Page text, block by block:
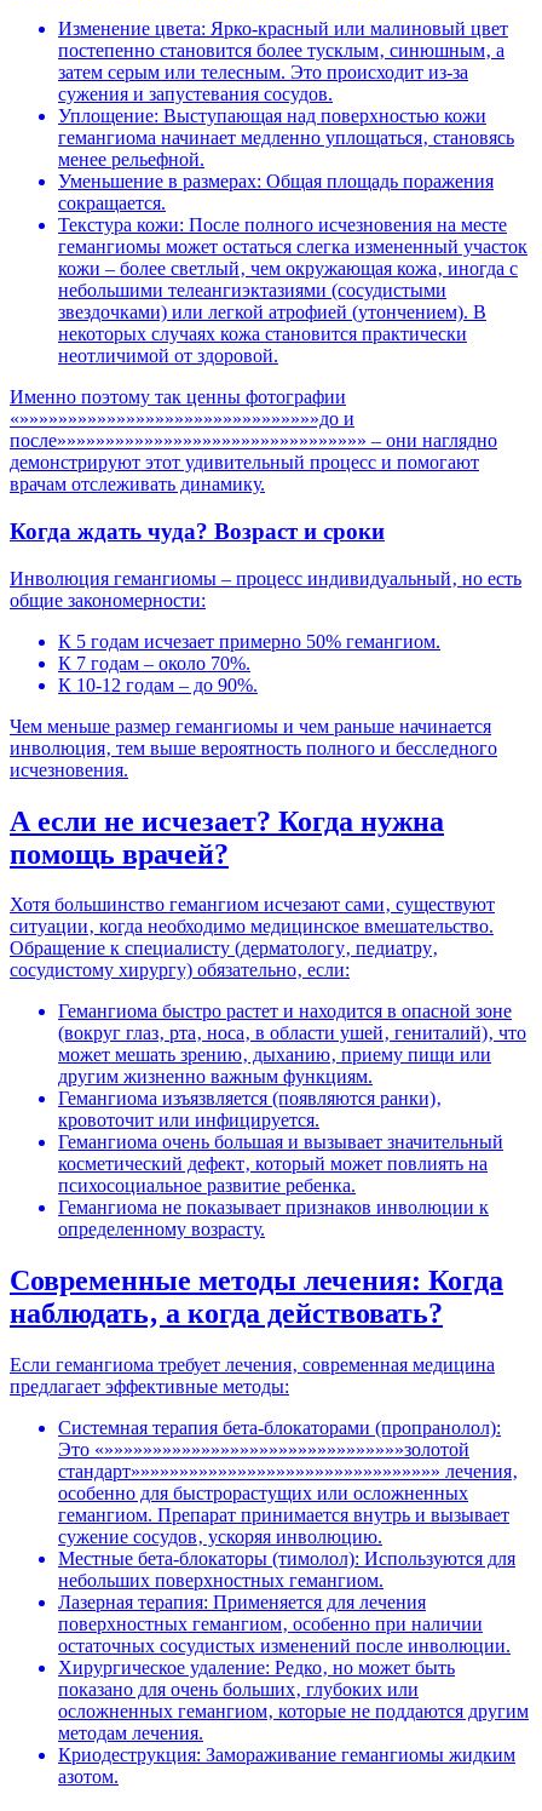
Изменение цвета: Ярко-красный или малиновый цвет
постепенно становится более тусклым‚ синюшным‚ а
затем серым или телесным. Это происходит из-за
сужения и запустевания сосудов.
Уплощение: Выступающая над поверхностью кожи
гемангиома начинает медленно уплощаться‚ становясь
менее рельефной.
Уменьшение в размерах: Общая площадь поражения
сокращается.
Текстура кожи: После полного исчезновения на месте
гемангиомы может остаться слегка измененный участок
кожи – более светлый‚ чем окружающая кожа‚ иногда с
небольшими телеангиэктазиями (сосудистыми
звездочками) или легкой атрофией (утончением). В
некоторых случаях кожа становится практически
неотличимой от здоровой.
Именно поэтому так ценны фотографии
«»»»»»»»»»»»»»»»»»»»»»»»»»»»»»»»до и
после»»»»»»»»»»»»»»»»»»»»»»»»»»»»»»»» – они наглядно
демонстрируют этот удивительный процесс и помогают
врачам отслеживать динамику.
Когда ждать чуда? Возраст и сроки
Инволюция гемангиомы – процесс индивидуальный‚ но есть
общие закономерности:
К 5 годам исчезает примерно 50% гемангиом.
К 7 годам – около 70%.
К 10-12 годам – до 90%.
Чем меньше размер гемангиомы и чем раньше начинается
инволюция‚ тем выше вероятность полного и бесследного
исчезновения.
А если не исчезает? Когда нужна
помощь врачей?
Хотя большинство гемангиом исчезают сами‚ существуют
ситуации‚ когда необходимо медицинское вмешательство.
Обращение к специалисту (дерматологу‚ педиатру‚
сосудистому хирургу) обязательно‚ если:
Гемангиома быстро растет и находится в опасной зоне
(вокруг глаз‚ рта‚ носа‚ в области ушей‚ гениталий)‚ что
может мешать зрению‚ дыханию‚ приему пищи или
другим жизненно важным функциям.
Гемангиома изъязвляется (появляются ранки)‚
кровоточит или инфицируется.
Гемангиома очень большая и вызывает значительный
косметический дефект‚ который может повлиять на
психосоциальное развитие ребенка.
Гемангиома не показывает признаков инволюции к
определенному возрасту.
Современные методы лечения: Когда
наблюдать‚ а когда действовать?
Если гемангиома требует лечения‚ современная медицина
предлагает эффективные методы:
Системная терапия бета-блокаторами (пропранолол):
Это «»»»»»»»»»»»»»»»»»»»»»»»»»»»»»»»золотой
стандарт»»»»»»»»»»»»»»»»»»»»»»»»»»»»»»»» лечения‚
особенно для быстрорастущих или осложненных
гемангиом. Препарат принимается внутрь и вызывает
сужение сосудов‚ ускоряя инволюцию.
Местные бета-блокаторы (тимолол): Используются для
небольших поверхностных гемангиом.
Лазерная терапия: Применяется для лечения
поверхностных гемангиом‚ особенно при наличии
остаточных сосудистых изменений после инволюции.
Хирургическое удаление: Редко‚ но может быть
показано для очень больших‚ глубоких или
осложненных гемангиом‚ которые не поддаются другим
методам лечения.
Криодеструкция: Замораживание гемангиомы жидким
азотом.